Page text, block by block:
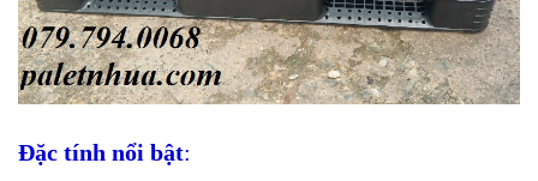
Đặc tính nổi bật: